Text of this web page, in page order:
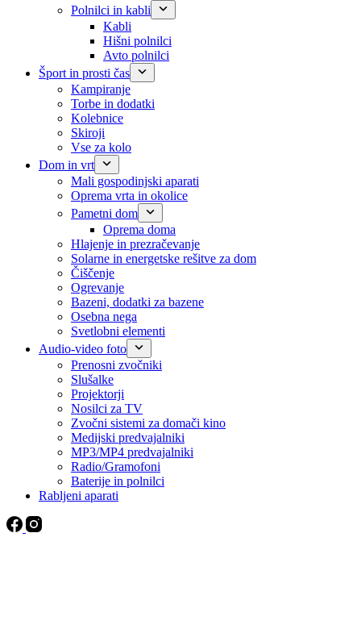
Polnilci in kabli
Kabli
Hišni polnilci
Avto polnilci
Šport in prosti čas
Kampiranje
Torbe in dodatki
Kolebnice
Skiroji
Vse za kolo
Dom in vrt
Mali gospodinjski aparati
Oprema vrta in okolice
Pametni dom
Oprema doma
Hlajenje in prezračevanje
Solarne in energetske rešitve za dom
Čiščenje
Ogrevanje
Bazeni, dodatki za bazene
Osebna nega
Svetlobni elementi
Audio-video foto
Prenosni zvočniki
Slušalke
Projektorji
Nosilci za TV
Zvočni sistemi za domači kino
Medijski predvajalniki
MP3/MP4 predvajalniki
Radio/Gramofoni
Baterije in polnilci
Rabljeni aparati